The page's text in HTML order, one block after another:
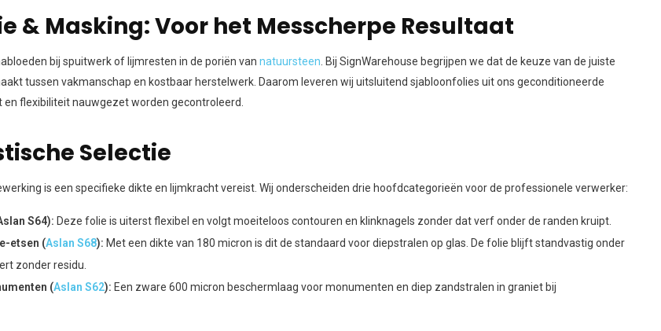
& Masking: Voor het Messcherpe Resultaat
bij spuitwerk of lijmresten in de poriën van natuursteen . Bij SignWarehouse begrijpen we dat de keuze van de juiste
tussen vakmanschap en kostbaar herstelwerk. Daarom leveren wij uitsluitend sjabloonfolies uit ons geconditioneerde
flexibiliteit nauwgezet worden gecontroleerd.
Selectie
is een specifieke dikte en lijmkracht vereist. Wij onderscheiden drie hoofdcategorieën voor de professionele verwerker:
S64): Deze folie is uiterst flexibel en volgt moeiteloos contouren en klinknagels zonder dat verf onder de randen kruipt.
etsen (Aslan S68): Met een dikte van 180 micron is dit de standaard voor diepstralen op glas. De folie blijft standvastig onder
zonder residu.
(Aslan S62): Een zware 600 micron beschermlaag voor monumenten en diep zandstralen in graniet bij